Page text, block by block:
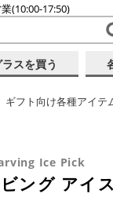
(10:00-17:50)
ラスを買う
ギフト向け各種アイテ
Ice Pick
ング アイ